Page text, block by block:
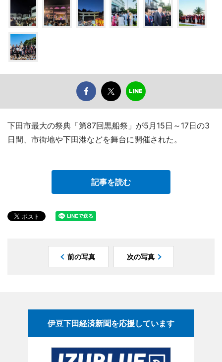
下田市最大の祭典「第87回黒船祭」が5月15日～17日の3
日間、市街地や下田港などを舞台に開催された。
記事を読む
前の写真 次の写真
伊豆下田経済新聞を応援しています